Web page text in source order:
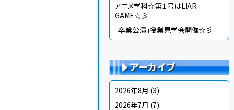
アニメ学科☆第１号はLIAR
GAME☆彡
「卒業公演」授業見学会開催☆彡
アーカイブ
2026年8月 (3)
2026年7月 (7)